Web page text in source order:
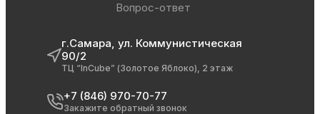
Вопрос-ответ
г.Самара, ул. Коммунистическая
90/2
ТЦ “InCube” (Золотое Яблоко), 2 этаж
+7 (846) 970-70-77
Закажите обратный звонок